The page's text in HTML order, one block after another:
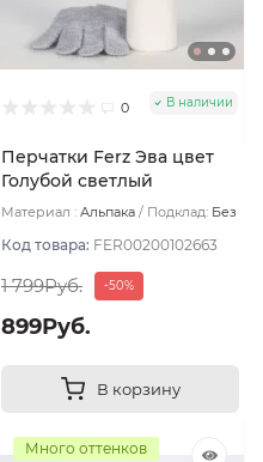
0 В наличии
Перчатки Ferz Эва цвет
Голубой светлый
Материал : Альпака Подклад: Без
Код товара: FER00200102663
1 799Руб. -50%
899Руб.
В корзину
Много оттенков